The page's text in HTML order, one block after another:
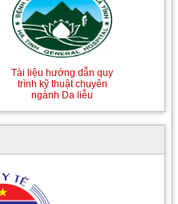
Tài liệu hướng dẫn quy
trình kỹ thuật chuyên
ngành Da liễu